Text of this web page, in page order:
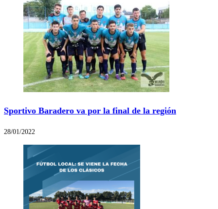
Sportivo Baradero va por la final de la región
28/01/2022